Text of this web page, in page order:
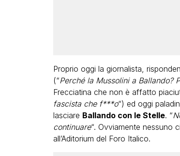
Proprio oggi la giornalista,
(“Perché la Mussolini a Ballando?
Frecciatina che non è affatto
fascista che f***o“) ed oggi
lasciare Ballando con le Stelle. “
continuare“. Ovviamente nessuno
all’Aditorium del Foro Italico.